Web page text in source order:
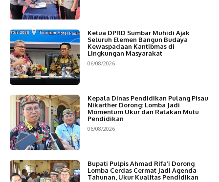
Ketua DPRD Sumbar Muhidi Ajak
Seluruh Elemen Bangun Budaya
Kewaspadaan Kantibmas di
Lingkungan Masyarakat
06/08/2026
Kepala Dinas Pendidikan Pulang Pisau
Nikarther Dorong: Lomba Jadi
Momentum Ukur dan Ratakan Mutu
Pendidikan
06/08/2026
Bupati Pulpis Ahmad Rifa’i Dorong
Lomba Cerdas Cermat Jadi Agenda
Tahunan, Ukur Kualitas Pendidikan